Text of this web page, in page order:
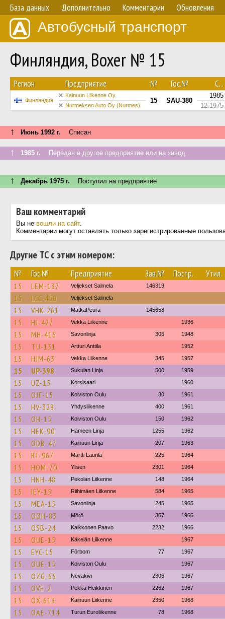
База данных Дополнительно Комментарии Обновления
Автобусный транспорт
Финляндия, Boxer № 15
Регион Предприятие № Гос.№ С...
Финляндия
Kainuun Liikenne Oy
15 SAU-380
1985
Nurmeksen Auto Oy (Nurmes) 12.1975
↑ Июнь 1992 г. Списан
↑ 1985 г. Передан в другое предприятие или на завод
↑ Декабрь 1975 г. Поступил на предприятие
Ваш комментарий
Вы не вошли на сайт.
Комментарии могут оставлять только зарегистрированные
Другие ТС с этим номером:
№ Гос.№ Предприятие Зав.№ Постр. Утил.
15 LEM-137 Veljekset Salmela 146319
15 LCC-450 Veljekset Salmela
15 VHK-261 MatkaPeura 145658
15 HJ-427 Vekka Liikenne 1936
15 MH-416 Savonlinja 306 1948
15 TU-131 Artturi Anttila 1952
15 HJM-63 Vekka Liikenne 345 1957
15 UP-398 Sukulan Linja 500 1959
15 UZ-15 Korsisaari 1960
15 OJF-15 Koiviston Oulu 30 1961
15 HV-328 Yhdysliikenne 400 1961
15 OH-15 Koiviston Oulu 150 1962
15 HEK-90 Hämeen Linja 1255 1962
15 ODB-47 Kainuun Linja 207 1963
15 RT-967 Martti Laurila 225 1964
15 HOM-70 Ylisen 2301 1964
15 HNH-48 Pekolan Liikenne 148 1964
15 IEY-15 Riihimäen Liikenne 584 1965
15 MEA-15 Savonlinja 245 1965
15 OOH-83 Mörö 367 1966
15 OSB-24 Kaikkonen Paavo 2232 1966
15 OUE-15 Käkelän Liikenne 1967
15 EYC-15 Förbom 77 1967
15 OUE-15 Koiviston Oulu 1967
15 OZG-65 Nevakivi 2306 1967
15 OVE-2 Pekka Heikkinen 2262 1967
15 OX-613 Kainuun Liikenne 2350 1968
15 OAE-714 Turun Euroliikenne 78 1968